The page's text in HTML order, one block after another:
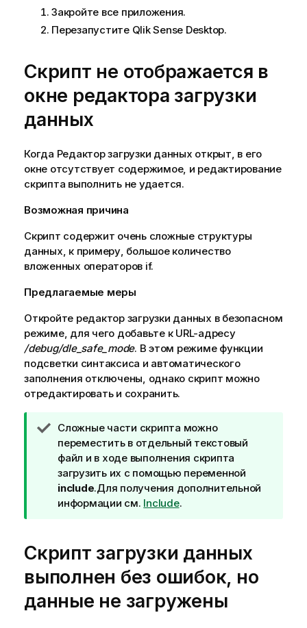
Закройте все приложения.
Перезапустите Qlik Sense Desktop.
Скрипт не отображается в
окне редактора загрузки
данных
Когда Редактор загрузки данных открыт, в его
окне отсутствует содержимое, и редактирование
скрипта выполнить не удается.
Возможная причина
Скрипт содержит очень сложные структуры
данных, к примеру, большое количество
вложенных операторов if.
Предлагаемые меры
Откройте редактор загрузки данных в безопасном
режиме, для чего добавьте к URL-адресу
/debug/dle_safe_mode. В этом режиме функции
подсветки синтаксиса и автоматического
заполнения отключены, однако скрипт можно
отредактировать и сохранить.
П
р
и
м
е
ч
и
е
к
о
Сложные части скрипта можно
переместить в отдельный текстовый
файл и в ходе выполнения скрипта
загрузить их с помощью переменной
include.Для получения дополнительной
информации см. Include.
Скрипт загрузки данных
выполнен без ошибок, но
данные не загружены